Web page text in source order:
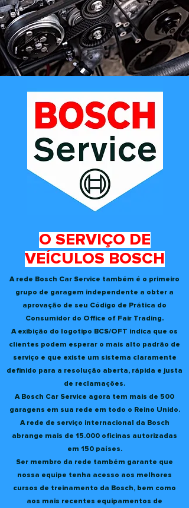
O SERVIÇO DE
VEÍCULOS BOSCH
A rede Bosch Car Service também é o primeiro
grupo de garagem independente a obter a
aprovação de seu Código de Prática do
Consumidor do Office of Fair Trading.
A exibição do logotipo BCS/OFT indica que os
clientes podem esperar o mais alto padrão de
serviço e que existe um sistema claramente
definido para a resolução aberta, rápida e justa
de reclamações.
A Bosch Car Service agora tem mais de 500
garagens em sua rede em todo o Reino Unido.
A rede de serviço internacional da Bosch
abrange mais de 15.000 oficinas autorizadas
em 150 países.
Ser membro da rede também garante que
nossa equipe tenha acesso aos melhores
cursos de treinamento da Bosch, bem como
aos mais recentes equipamentos de